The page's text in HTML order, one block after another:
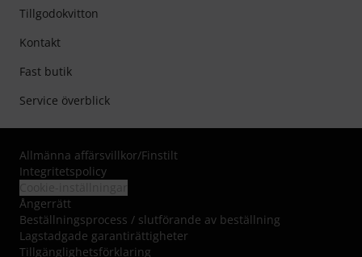
Tillgodokvitton
Kontakt
Fast butik
Service överblick
Allmänna affärsvillkor/Finstilt
Integritetspolicy
Ångerrätt
Beställningsprocess / slutförande av beställning
Lagstadgade garantirättigheter
Tillgänglighetsförklaring